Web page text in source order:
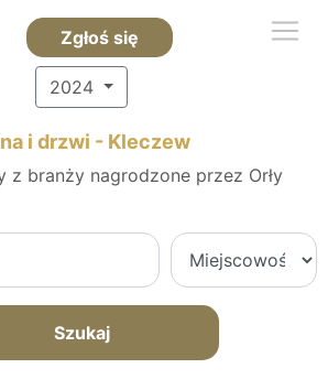
Zgłoś się
2024
i drzwi - Kleczew
z branży nagrodzone przez Orły
Szukaj